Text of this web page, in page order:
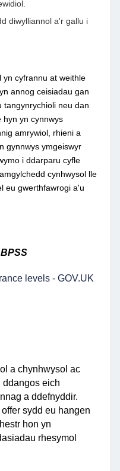
diwylliannol a'r gallu i
yn cyfrannu at weithle
annog ceisiadau gan
tangynrychioli neu dan
hyn yn cynnwys
amrywiol, rhieni a
gynnwys ymgeiswyr
i ddarparu cyfle
cynhwysol lle
eu gwerthfawrogi a'u
BPSS
levels - GOV.UK
a chynhwysol ac
ddangos eich
a ddefnyddir.
sydd eu hangen
hon yn
rhesymol